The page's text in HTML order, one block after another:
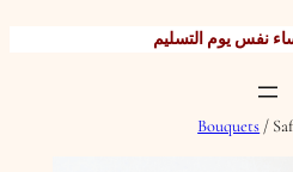
Bouquets /